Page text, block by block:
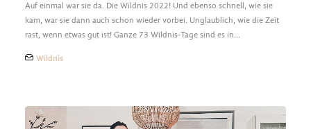
Auf einmal war sie da. Die Wildnis 2022! Und ebenso schnell, wie sie
kam, war sie dann auch schon wieder vorbei. Unglaublich, wie die Zeit
rast, wenn etwas gut ist! Ganze 73 Wildnis-Tage sind es in…
Wildnis